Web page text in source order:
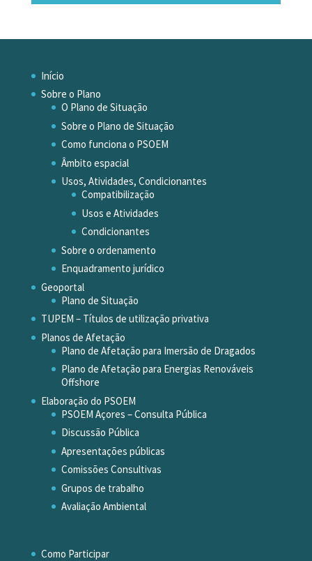
Início
Sobre o Plano
O Plano de Situação
Sobre o Plano de Situação
Como funciona o PSOEM
Âmbito espacial
Usos, Atividades, Condicionantes
Compatibilização
Usos e Atividades
Condicionantes
Sobre o ordenamento
Enquadramento jurídico
Geoportal
Plano de Situação
TUPEM – Títulos de utilização privativa
Planos de Afetação
Plano de Afetação para Imersão de Dragados
Plano de Afetação para Energias Renováveis
Offshore
Elaboração do PSOEM
PSOEM Açores – Consulta Pública
Discussão Pública
Apresentações públicas
Comissões Consultivas
Grupos de trabalho
Avaliação Ambiental
Como Participar